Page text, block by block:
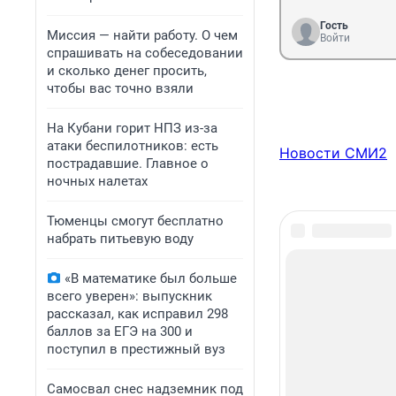
Миссия — найти работу. О чем
спрашивать на собеседовании
и сколько денег просить,
чтобы вас точно взяли
На Кубани горит НПЗ из-за
атаки беспилотников: есть
пострадавшие. Главное о
ночных налетах
Тюменцы смогут бесплатно
набрать питьевую воду
«В математике был больше
всего уверен»: выпускник
рассказал, как исправил 298
баллов за ЕГЭ на 300 и
поступил в престижный вуз
Самосвал снес надземник под
Гость
Войти
Новости СМИ2